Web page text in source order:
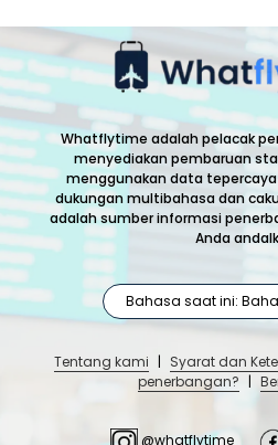
Whatflytime adalah pelacak
menyediakan pembaruan
menggunakan data tepercaya
dukungan multibahasa dan
adalah sumber informasi
Anda
Bahasa saat ini:
Tentang kami | Syarat dan
penerbangan? |
@whatflytime